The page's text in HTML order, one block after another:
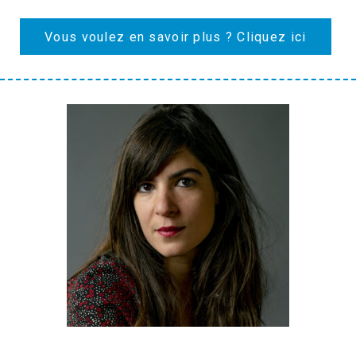
Vous voulez en savoir plus ? Cliquez ici